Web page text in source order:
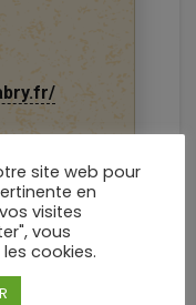
site web pour
en
visites
vous
cookies.